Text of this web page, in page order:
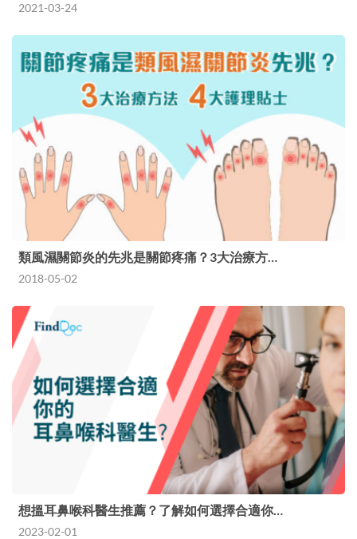
2021-03-24
類風濕關節炎的先兆是關節疼痛？3大治療方…
2018-05-02
想搵耳鼻喉科醫生推薦？了解如何選擇合適你…
2023-02-01